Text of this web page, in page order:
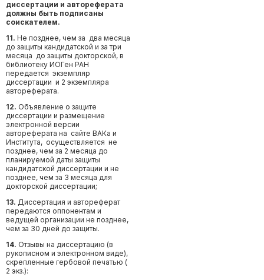
диссертации и автореферата
должны быть подписаны
соискателем.
11. Не позднее, чем за два месяца
до защиты кандидатской и за три
месяца до защиты докторской, в
библиотеку ИОГен РАН
передается экземпляр
диссертации и 2 экземпляра
автореферата.
12. Объявление о защите
диссертации и размещение
электронной версии
автореферата на сайте ВАКа и
Института, осуществляется не
позднее, чем за 2 месяца до
планируемой даты защиты
кандидатской диссертации и не
позднее, чем за 3 месяца для
докторской диссертации;
13. Диссертация и автореферат
передаются оппонентам и
ведущей организации не позднее,
чем за 30 дней до защиты.
14. Отзывы на диссертацию (в
рукописном и электронном виде),
скрепленные гербовой печатью (
2 экз.):